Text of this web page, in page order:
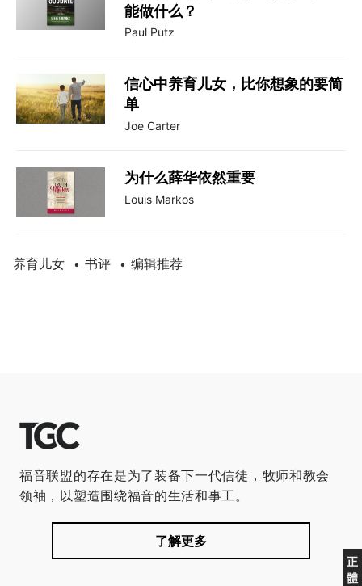
能做什么？
Paul Putz
信心中养育儿女，比你想象的要简
单
Joe Carter
为什么薛华依然重要
Louis Markos
养育儿女 • 书评 • 编辑推荐
正
體
福音联盟的存在是为了装备下一代信徒，牧师和教会
领袖，以塑造围绕福音的生活和事工。
了解更多